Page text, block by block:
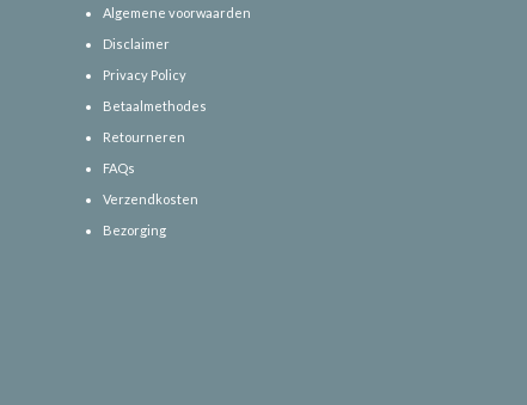
Algemene voorwaarden
Disclaimer
Privacy Policy
Betaalmethodes
Retourneren
FAQs
Verzendkosten
Bezorging